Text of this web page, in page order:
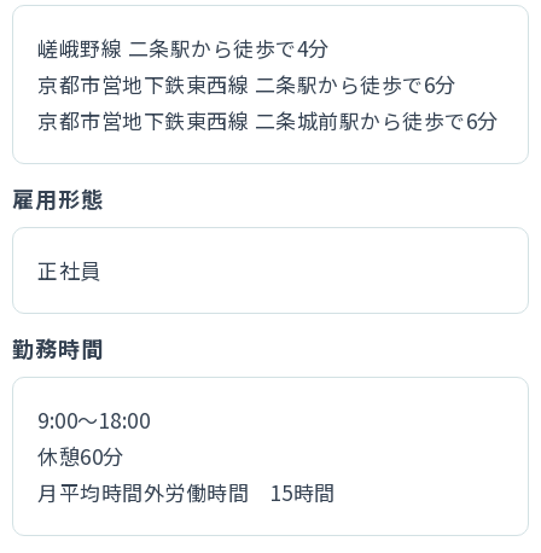
嵯峨野線 二条駅から徒歩で4分
京都市営地下鉄東西線 二条駅から徒歩で6分
京都市営地下鉄東西線 二条城前駅から徒歩で6分
雇用形態
正社員
勤務時間
9:00～18:00
休憩60分
月平均時間外労働時間 15時間